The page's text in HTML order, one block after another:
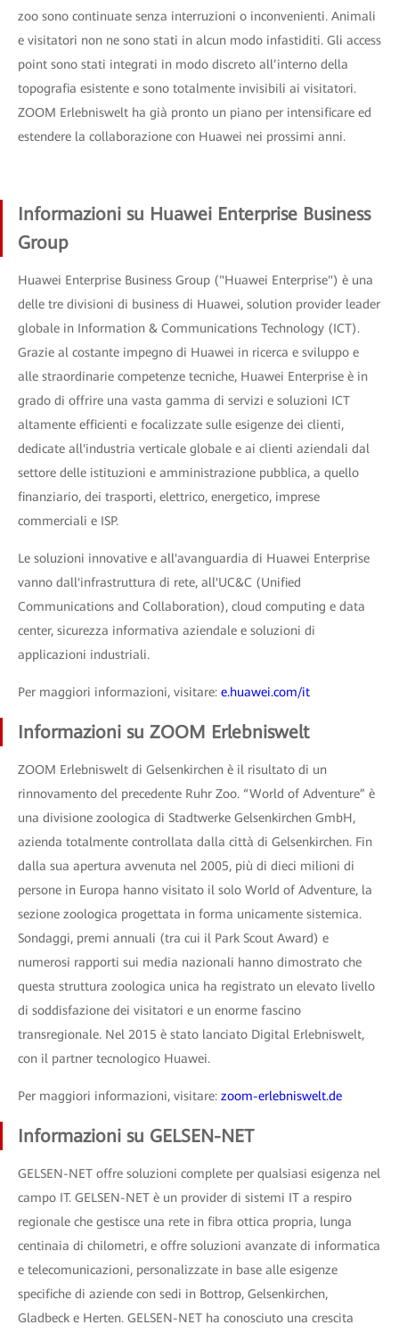
zoo sono continuate senza interruzioni o inconvenienti. Animali
e visitatori non ne sono stati in alcun modo infastiditi. Gli access
point sono stati integrati in modo discreto all’interno della
topografia esistente e sono totalmente invisibili ai visitatori.
ZOOM Erlebniswelt ha già pronto un piano per intensificare ed
estendere la collaborazione con Huawei nei prossimi anni.
Informazioni su Huawei Enterprise Business
Group
Huawei Enterprise Business Group ("Huawei Enterprise") è una
delle tre divisioni di business di Huawei, solution provider leader
globale in Information & Communications Technology (ICT).
Grazie al costante impegno di Huawei in ricerca e sviluppo e
alle straordinarie competenze tecniche, Huawei Enterprise è in
grado di offrire una vasta gamma di servizi e soluzioni ICT
altamente efficienti e focalizzate sulle esigenze dei clienti,
dedicate all'industria verticale globale e ai clienti aziendali dal
settore delle istituzioni e amministrazione pubblica, a quello
finanziario, dei trasporti, elettrico, energetico, imprese
commerciali e ISP.
Le soluzioni innovative e all'avanguardia di Huawei Enterprise
vanno dall'infrastruttura di rete, all'UC&C (Unified
Communications and Collaboration), cloud computing e data
center, sicurezza informativa aziendale e soluzioni di
applicazioni industriali.
Per maggiori informazioni, visitare: e.huawei.com/it
Informazioni su ZOOM Erlebniswelt
ZOOM Erlebniswelt di Gelsenkirchen è il risultato di un
rinnovamento del precedente Ruhr Zoo. “World of Adventure” è
una divisione zoologica di Stadtwerke Gelsenkirchen GmbH,
azienda totalmente controllata dalla città di Gelsenkirchen. Fin
dalla sua apertura avvenuta nel 2005, più di dieci milioni di
persone in Europa hanno visitato il solo World of Adventure, la
sezione zoologica progettata in forma unicamente sistemica.
Sondaggi, premi annuali (tra cui il Park Scout Award) e
numerosi rapporti sui media nazionali hanno dimostrato che
questa struttura zoologica unica ha registrato un elevato livello
di soddisfazione dei visitatori e un enorme fascino
transregionale. Nel 2015 è stato lanciato Digital Erlebniswelt,
con il partner tecnologico Huawei.
Per maggiori informazioni, visitare: zoom-erlebniswelt.de
Informazioni su GELSEN-NET
GELSEN-NET offre soluzioni complete per qualsiasi esigenza nel
campo IT. GELSEN-NET è un provider di sistemi IT a respiro
regionale che gestisce una rete in fibra ottica propria, lunga
centinaia di chilometri, e offre soluzioni avanzate di informatica
e telecomunicazioni, personalizzate in base alle esigenze
specifiche di aziende con sedi in Bottrop, Gelsenkirchen,
Gladbeck e Herten. GELSEN-NET ha conosciuto una crescita